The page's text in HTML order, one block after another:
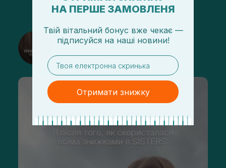
@sisters_stelmakh в Instagram
Підписатися
НА ПЕРШЕ ЗАМОВЛЕНЯ
Твій вітальний бонус вже чекає —
підписуйся на наші новини!
email
Отримати знижку